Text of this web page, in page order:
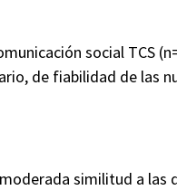
social TCS
de fiabilidad de las
similitud a